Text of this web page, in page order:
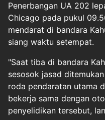
Penerbangan UA 202
Chicago pada pukul
mendarat di bandara
siang waktu setempat.
"Saat tiba di bandara
sesosok jasad
roda pendaratan utama
bekerja sama dengan
penyelidikan tersebut,